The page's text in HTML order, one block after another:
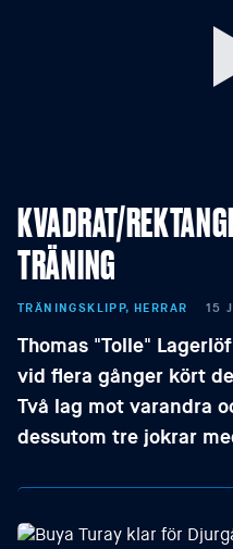
KVADRAT/
TRÄNING
TRÄNINGSKLIPP, HERRAR 15
Thomas "Tolle"
vid flera gånger kört
Två lag mot varandra
dessutom tre jokrar